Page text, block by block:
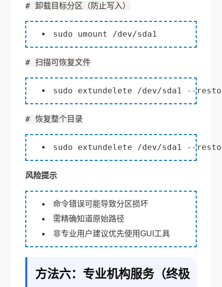
# 卸载目标分区（防止写入）
sudo umount /dev/sda1
# 扫描可恢复文件
sudo extundelete /dev/sda1 --
# 恢复整个目录
sudo extundelete /dev/sda1 --
风险提示
命令错误可能导致分区损坏
需精确知道原始路径
非专业用户建议优先使用GUI工具
方法六：专业机构服务（终极